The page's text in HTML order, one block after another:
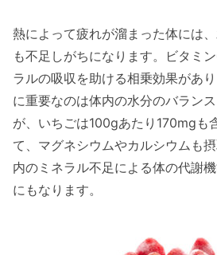
熱によって疲れが溜まった体には
も不足しがちになります。ビタミ
ラルの吸収を助ける相乗効果があ
に重要なのは体内の水分のバラン
が、いちごは100gあたり170mgも
て、マグネシウムやカルシウムも
内のミネラル不足による体の代謝
にもなります。